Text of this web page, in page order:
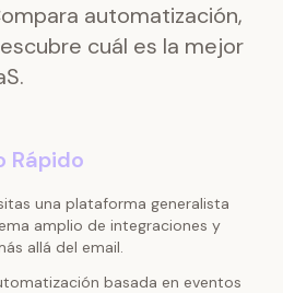
automatización,
cuál es la mejor
Rápido
una plataforma generalista
amplio de integraciones y
allá del email.
basada en eventos